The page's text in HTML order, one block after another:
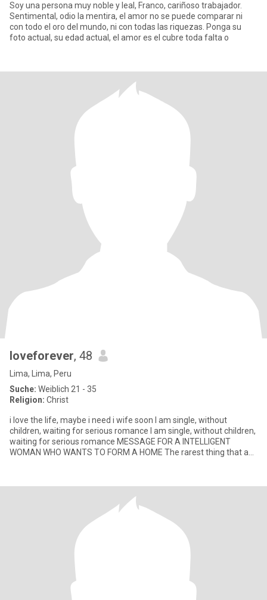
Soy una persona muy noble y leal, Franco, cariñoso trabajador.
Sentimental, odio la mentira, el amor no se puede comparar ni
con todo el oro del mundo, ni con todas las riquezas. Ponga su
foto actual, su edad actual, el amor es el cubre toda falta o
loveforever, 48
Lima, Lima, Peru
Suche: Weiblich 21 - 35
Religion: Christ
i love the life, maybe i need i wife soon I am single, without
children, waiting for serious romance I am single, without children,
waiting for serious romance MESSAGE FOR A INTELLIGENT
WOMAN WHO WANTS TO FORM A HOME The rarest thing that a